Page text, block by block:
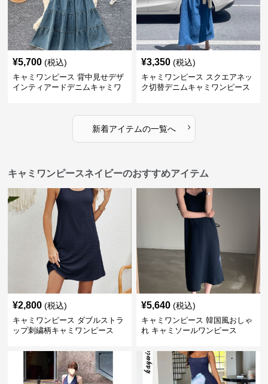
¥5,700 (税込)
キャミワンピース 背中見せデザ
インティアードデニムキャミワ
¥3,350 (税込)
キャミワンピース スクエアネッ
ク切替デニムキャミワンピース
新着アイテムの一覧へ ›
キャミワンピースネイビーのおすすめアイテム
¥2,800 (税込)
キャミワンピース ダブルストラ
ップ刺繍柄キャミワンピース
¥5,640 (税込)
キャミワンピース 韓国風おしゃ
れ キャミソールワンピース